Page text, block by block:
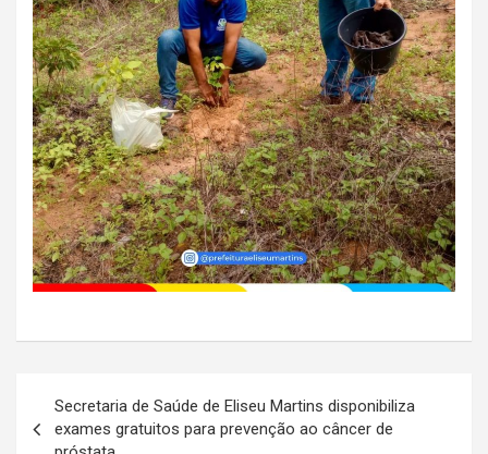
de
Secretaria de Saúde de Eliseu Martins disponibiliza
exames gratuitos para prevenção ao câncer de